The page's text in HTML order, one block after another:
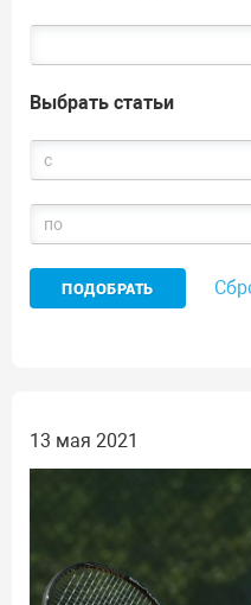
Выбрать статьи
13 мая 2021